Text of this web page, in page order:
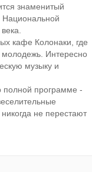
знаменитый
Национальной
кафе Колонаки, где
молодежь. Интересно
музыку и
полной программе -
не перестают